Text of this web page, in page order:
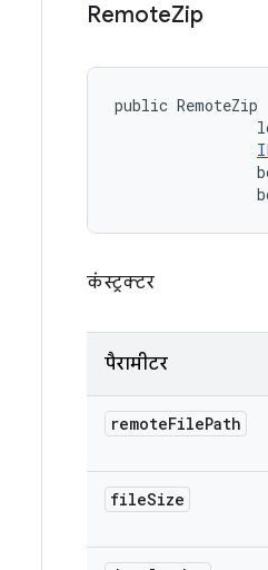
RemoteZip
public
कंस्ट्रक्टर
पैरामीटर
remoteFilePath
fileSize